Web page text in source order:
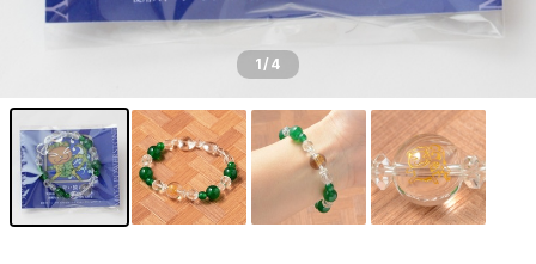
1/4